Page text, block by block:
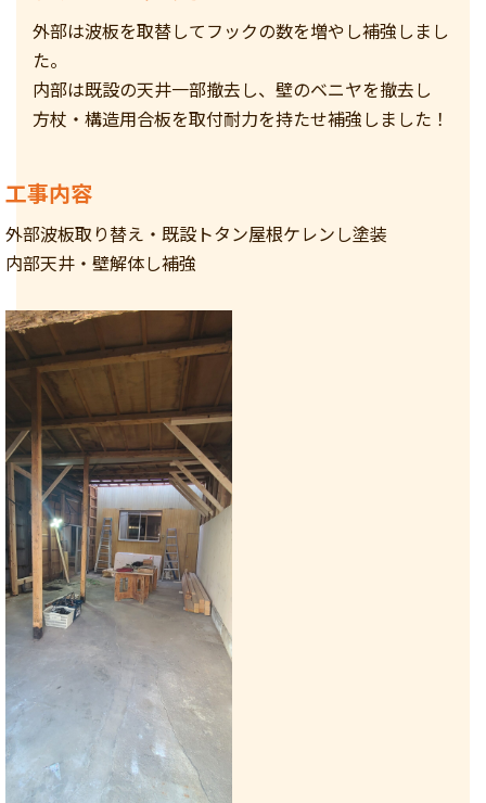
外部は波板を取替してフックの数を増やし補強しまし
た。
内部は既設の天井一部撤去し、壁のベニヤを撤去し
方杖・構造用合板を取付耐力を持たせ補強しました！
工事内容
外部波板取り替え・既設トタン屋根ケレンし塗装
内部天井・壁解体し補強